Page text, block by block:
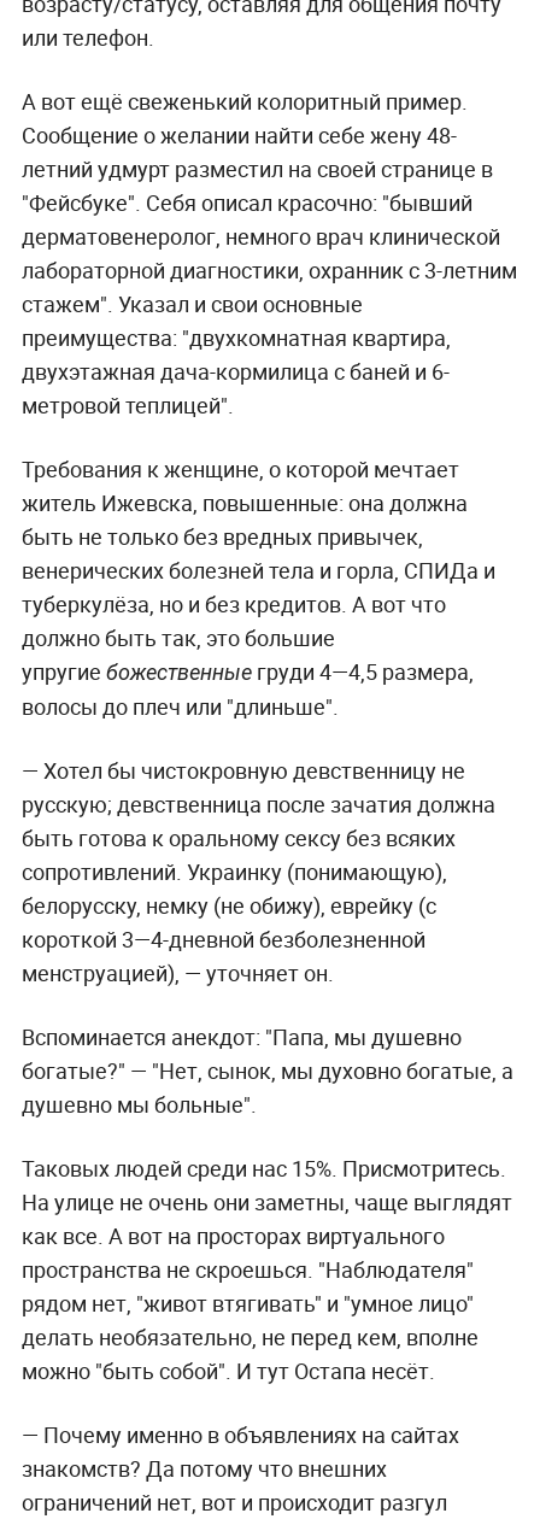
или телефон.
А вот ещё свеженький колоритный пример.
Сообщение о желании найти себе жену 48-
летний удмурт разместил на своей странице в
"Фейсбуке". Себя описал красочно: "бывший
дерматовенеролог, немного врач клинической
лабораторной диагностики, охранник с 3-летним
стажем". Указал и свои основные
преимущества: "двухкомнатная квартира,
двухэтажная дача-кормилица с баней и 6-
метровой теплицей".
Требования к женщине, о которой мечтает
житель Ижевска, повышенные: она должна
быть не только без вредных привычек,
венерических болезней тела и горла, СПИДа и
туберкулёза, но и без кредитов. А вот что
должно быть так, это большие
упругие божественныегруди 4—4,5 размера,
волосы до плеч или "длиньше".
— Хотел бы чистокровную девственницу не
русскую; девственница после зачатия должна
быть готова к оральному сексу без всяких
сопротивлений. Украинку (понимающую),
белорусску, немку (не обижу), еврейку (с
короткой 3—4-дневной безболезненной
менструацией), — уточняет он.
Вспоминается анекдот: "Папа, мы душевно
богатые?" — "Нет, сынок, мы духовно богатые, а
душевно мы больные".
Таковых людей среди нас 15%. Присмотритесь.
На улице не очень они заметны, чаще выглядят
как все. А вот на просторах виртуального
пространства не скроешься. "Наблюдателя"
рядом нет, "живот втягивать" и "умное лицо"
делать необязательно, не перед кем, вполне
можно "быть собой". И тут Остапа несёт.
— Почему именно в объявлениях на сайтах
знакомств? Да потому что внешних
ограничений нет, вот и происходит разгул